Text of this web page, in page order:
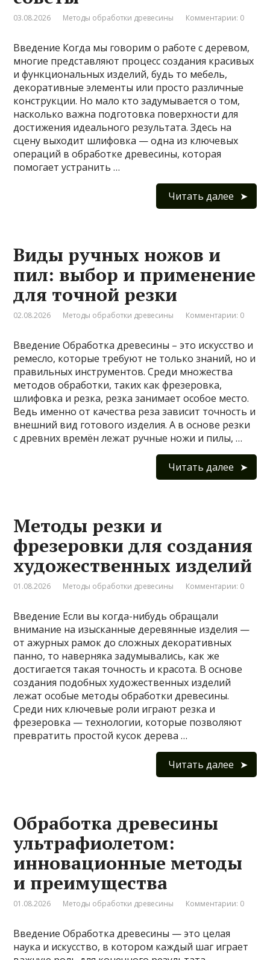
03.08.2026 Методы обработки древесины Комментарии: 0
Введение Когда мы говорим о работе с деревом,
многие представляют процесс создания красивых
и функциональных изделий, будь то мебель,
декоративные элементы или просто различные
конструкции. Но мало кто задумывается о том,
насколько важна подготовка поверхности для
достижения идеального результата. Здесь на
сцену выходит шлифовка — одна из ключевых
операций в обработке древесины, которая
помогает устранить …
Читать далее
Виды ручных ножов и
пил: выбор и применение
для точной резки
02.08.2026 Методы обработки древесины Комментарии: 0
Введение Обработка древесины – это искусство и
ремесло, которые требуют не только знаний, но и
правильных инструментов. Среди множества
методов обработки, таких как фрезеровка,
шлифовка и резка, резка занимает особое место.
Ведь именно от качества реза зависит точность и
внешний вид готового изделия. А в основе резки
с древних времён лежат ручные ножи и пилы, …
Читать далее
Методы резки и
фрезеровки для создания
художественных изделий
01.08.2026 Методы обработки древесины Комментарии: 0
Введение Если вы когда-нибудь обращали
внимание на изысканные деревянные изделия —
от ажурных рамок до сложных декоративных
панно, то наверняка задумывались, как же
достигается такая точность и красота. В основе
создания подобных художественных изделий
лежат особые методы обработки древесины.
Среди них ключевые роли играют резка и
фрезеровка — технологии, которые позволяют
превратить простой кусок дерева …
Читать далее
Обработка древесины
ультрафиолетом:
инновационные методы
и преимущества
01.08.2026 Методы обработки древесины Комментарии: 0
Введение Обработка древесины — это целая
наука и искусство, в котором каждый шаг играет